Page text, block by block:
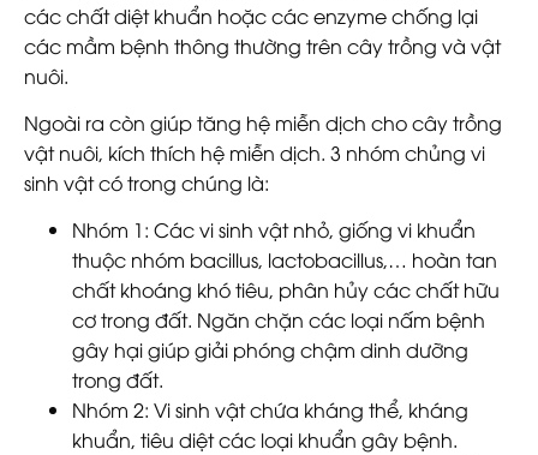
các chất diệt khuẩn hoặc các enzyme chống lại
các mầm bệnh thông thường trên cây trồng và vật
nuôi.
Ngoài ra còn giúp tăng hệ miễn dịch cho cây trồng
vật nuôi, kích thích hệ miễn dịch. 3 nhóm chủng vi
sinh vật có trong chúng là:
Nhóm 1: Các vi sinh vật nhỏ, giống vi khuẩn
thuộc nhóm bacillus, lactobacillus,… hoàn tan
chất khoáng khó tiêu, phân hủy các chất hữu
cơ trong đất. Ngăn chặn các loại nấm bệnh
gây hại giúp giải phóng chậm dinh dưỡng
trong đất.
Nhóm 2: Vi sinh vật chứa kháng thể, kháng
khuẩn, tiêu diệt các loại khuẩn gây bệnh.